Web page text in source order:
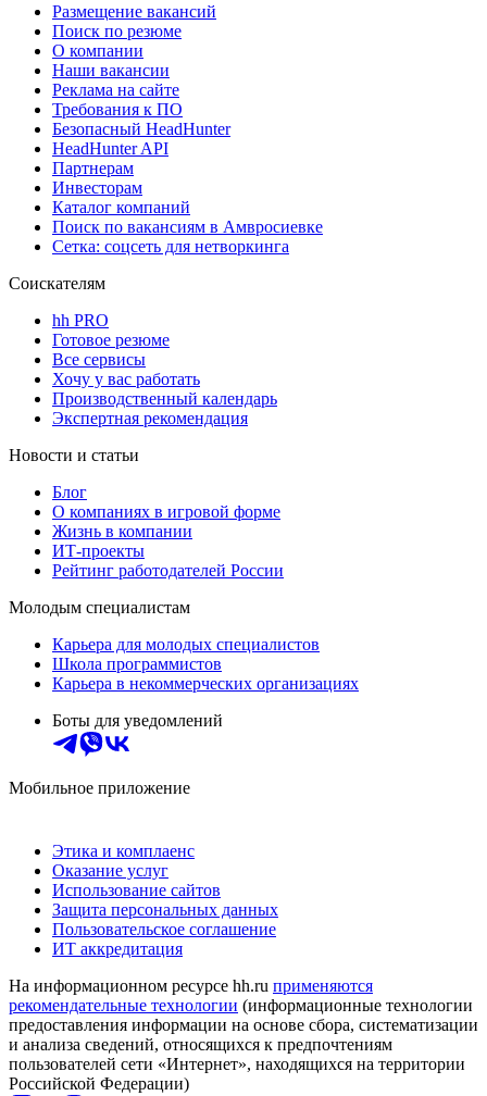
Размещение вакансий
Поиск по резюме
О компании
Наши вакансии
Реклама на сайте
Требования к ПО
Безопасный HeadHunter
HeadHunter API
Партнерам
Инвесторам
Каталог компаний
Поиск по вакансиям в Амвросиевке
Сетка: соцсеть для нетворкинга
Соискателям
hh PRO
Готовое резюме
Все сервисы
Хочу у вас работать
Производственный календарь
Экспертная рекомендация
Новости и статьи
Блог
О компаниях в игровой форме
Жизнь в компании
ИТ-проекты
Рейтинг работодателей России
Молодым специалистам
Карьера для молодых специалистов
Школа программистов
Карьера в некоммерческих организациях
Боты для уведомлений
Мобильное приложение
Этика и комплаенс
Оказание услуг
Использование сайтов
Защита персональных данных
Пользовательское соглашение
ИТ аккредитация
На информационном ресурсе hh.ru применяются
рекомендательные технологии (информационные технологии
предоставления информации на основе сбора, систематизации
и анализа сведений, относящихся к предпочтениям
пользователей сети «Интернет», находящихся на территории
Российской Федерации)